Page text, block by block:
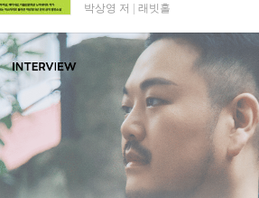
박상영 저 래빗홀